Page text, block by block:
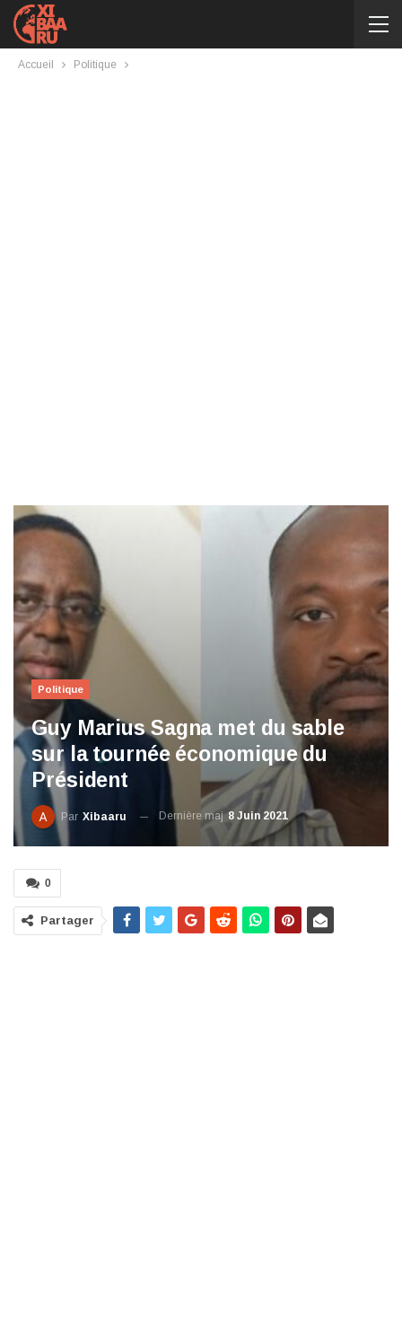
Accueil Politique
Politique
Guy Marius Sagna met du sable
sur la tournée économique du
Président
Par Xibaaru Dernière maj 8 Juin 2021
0
Partager